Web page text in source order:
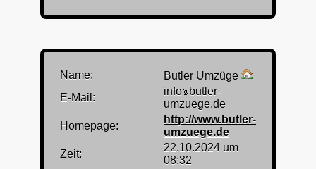
Name:
Butler Umzüge
E-Mail:
info
butler-
umzuege.de
Homepage:
http://www.butler-
umzuege.de
Zeit:
22.10.2024 um
08:32